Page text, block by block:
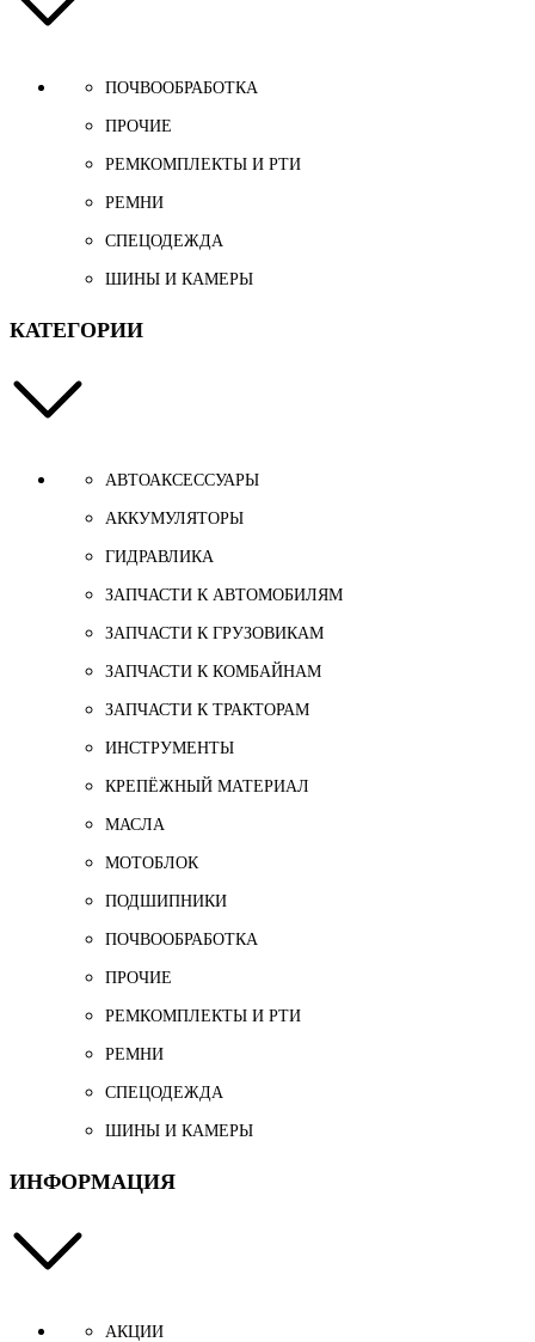
ПОЧВООБРАБОТКА
ПРОЧИЕ
РЕМКОМПЛЕКТЫ И РТИ
РЕМНИ
СПЕЦОДЕЖДА
ШИНЫ И КАМЕРЫ
КАТЕГОРИИ
АВТОАКСЕССУАРЫ
АККУМУЛЯТОРЫ
ГИДРАВЛИКА
ЗАПЧАСТИ К АВТОМОБИЛЯМ
ЗАПЧАСТИ К ГРУЗОВИКАМ
ЗАПЧАСТИ К КОМБАЙНАМ
ЗАПЧАСТИ К ТРАКТОРАМ
ИНСТРУМЕНТЫ
КРЕПЁЖНЫЙ МАТЕРИАЛ
МАСЛА
МОТОБЛОК
ПОДШИПНИКИ
ПОЧВООБРАБОТКА
ПРОЧИЕ
РЕМКОМПЛЕКТЫ И РТИ
РЕМНИ
СПЕЦОДЕЖДА
ШИНЫ И КАМЕРЫ
ИНФОРМАЦИЯ
АКЦИИ